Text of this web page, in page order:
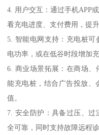
4. 用户交互：通过手机APP
看充电进度、支付费用，提升
5. 智能电网支持：充电桩
电功率，或在低谷时段增加
6. 商业场景拓展：在商场
能充电桩，结合广告投放、
值。
7. 安全防护：具备过压、
全可靠，同时支持故障远程诊